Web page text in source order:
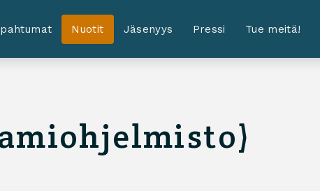
Nuotit Jäsenyys Pressi Tue meitä!